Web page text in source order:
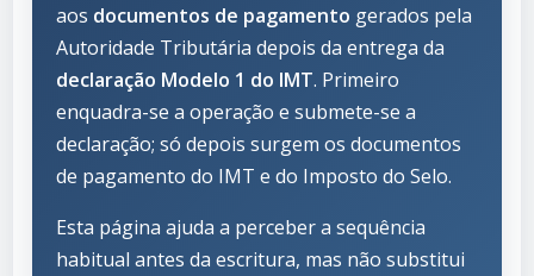
aos documentos de pagamento gerados pela
Autoridade Tributária depois da entrega da
declaração Modelo 1 do IMT. Primeiro
enquadra-se a operação e submete-se a
declaração; só depois surgem os documentos
de pagamento do IMT e do Imposto do Selo.
Esta página ajuda a perceber a sequência
habitual antes da escritura, mas não substitui